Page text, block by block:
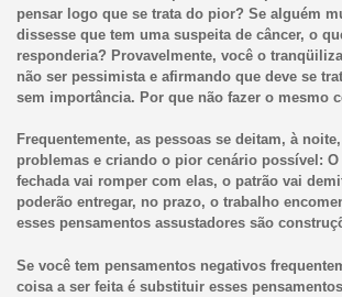
pensar logo que se trata do pior? Se alguém
dissesse que tem uma suspeita de câncer, o
responderia? Provavelmente, você o
não ser pessimista e afirmando que deve se
sem importância. Por que não fazer o mesmo
Frequentemente, as pessoas se deitam, à
problemas e criando o pior cenário possível:
fechada vai romper com elas, o patrão vai
poderão entregar, no prazo, o trabalho
esses pensamentos assustadores são
Se você tem pensamentos negativos
coisa a ser feita é substituir esses